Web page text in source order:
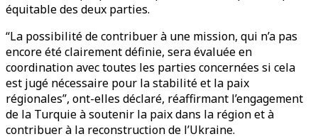
équitable des deux parties.
“La possibilité de contribuer à une mission, qui n’a pas
encore été clairement définie, sera évaluée en
coordination avec toutes les parties concernées si cela
est jugé nécessaire pour la stabilité et la paix
régionales”, ont-elles déclaré, réaffirmant l’engagement
de la Turquie à soutenir la paix dans la région et à
contribuer à la reconstruction de l’Ukraine.